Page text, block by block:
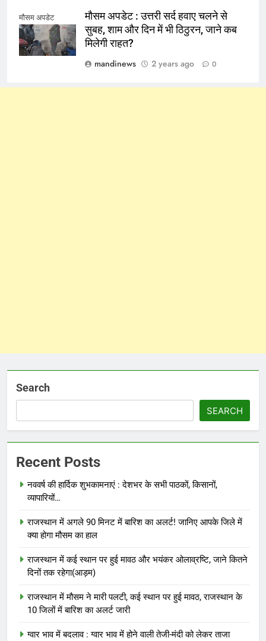
मौसम अपडेट
मौसम अपडेट : उत्तरी सर्द हवाए चलने से
सुबह, शाम और दिन में भी ठिठुरन, जाने कब
मिलेगी राहत?
mandinews
2 years ago 0
Search
SEARCH
Recent Posts
नववर्ष की हार्दिक शुभकामनाएं : देशभर के सभी पाठकों, किसानों,
व्यापारियों…
राजस्थान में अगले 90 मिनट में बारिश का अलर्ट! जानिए आपके जिले में
क्या होगा मौसम का हाल
राजस्थान में कई स्थान पर हुई मावठ और भयंकर ओलाव्रष्टि, जाने कितने
दिनों तक रहेगा(आड़म)
राजस्थान में मौसम ने मारी पलटी, कई स्थान पर हुई मावठ, राजस्थान के
10 जिलों में बारिश का अलर्ट जारी
ग्वार भाव में बदलाव : ग्वार भाव में होने वाली तेजी-मंदी को लेकर ताजा